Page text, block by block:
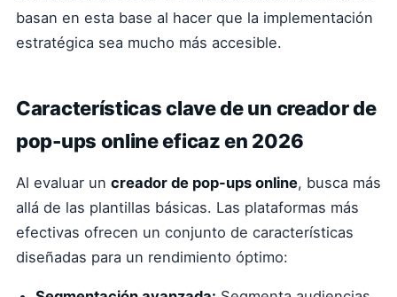
basan en esta base al hacer que la implementación
estratégica sea mucho más accesible.
Características clave de un creador de
pop-ups online eficaz en 2026
Al evaluar un creador de pop-ups online, busca más
allá de las plantillas básicas. Las plataformas más
efectivas ofrecen un conjunto de características
diseñadas para un rendimiento óptimo: